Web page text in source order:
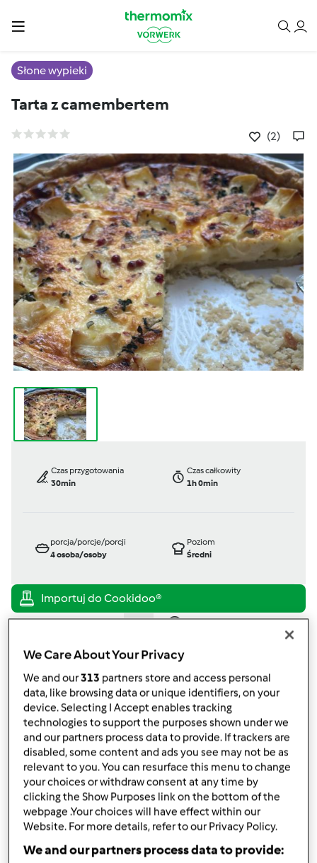
Słone wypieki
Tarta z camembertem
(2)
Czas przygotowania
30min
Czas całkowity
1h 0min
porcja/porcje/porcji
4osoba/osoby
Poziom
Średni
TM 6
opublikowany: 03/07/23
Dodaj do moich kolekcji
podziel się przepisem
Stwórz wariant
Składniki
We Care About Your Privacy
We and our313 partners store and access personal
data, like browsing data or unique identifiers, on your
device. Selecting I Accept enables tracking
technologies to support the purposes shown under we
and our partners process data to provide. If trackers are
disabled, some content and ads you see may not be as
relevant to you. You can resurface this menu to change
your choices or withdraw consent at any time by
clicking the Show Purposes link on the bottom of the
webpage .Your choices will have effect within our
Website. For more details, refer to our Privacy Policy.
We and our partners process data to provide: